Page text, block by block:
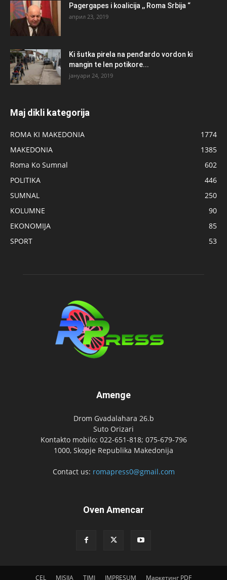
Pagergapes i koalicija ,, Roma Srbija “
април 23, 2019
Ki šutka pirela na penđardo vordon ki
mangin te len potikore...
јануари 24, 2019
Maj dikli kategorija
ROMA KI MAKEDONIA
1774
MAKEDONIA
1385
Roma Ko Sumnal
602
POLITIKA
446
SUMNAL
250
KOLUMNE
90
EKONOMIJA
85
SPORT
53
Amenge
Drom Gvadalahara 26.b
Suto Orizari
Kontakto mobilo: 022-651-818; 075-679-796
1000, Skopje Republika Makedonija
Contact us: romapress0@gmail.com
Oven Amencar
CEL MISIJA TIMI IMPRESUM Маркетинг PDF